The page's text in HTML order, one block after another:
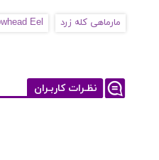
مارماهی کله زرد Eel
نظـرات کاربـران